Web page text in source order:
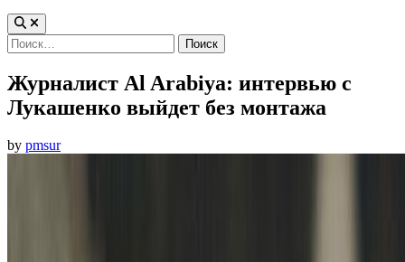
Найти:
Журналист Al Arabiya: интервью с
Лукашенко выйдет без монтажа
by pmsur